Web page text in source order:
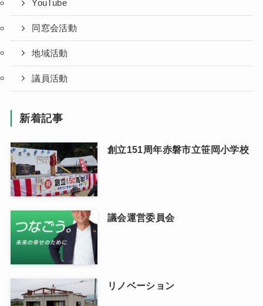
YouTube
同窓会活動
地域活動
議員活動
新着記事
創立151周年赤磐市立笹岡小学校
議会運営委員会
リノベーション